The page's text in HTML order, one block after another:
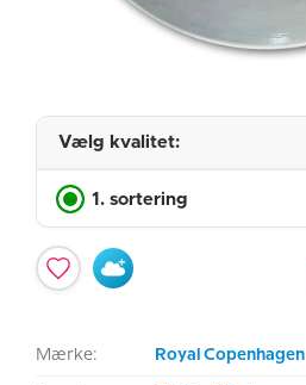
Vælg kvalitet:
1. sortering
Mærke: Royal Copenhagen